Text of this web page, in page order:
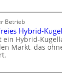
Betrieb
Hybrid-
ein Hybrid-
Markt, das